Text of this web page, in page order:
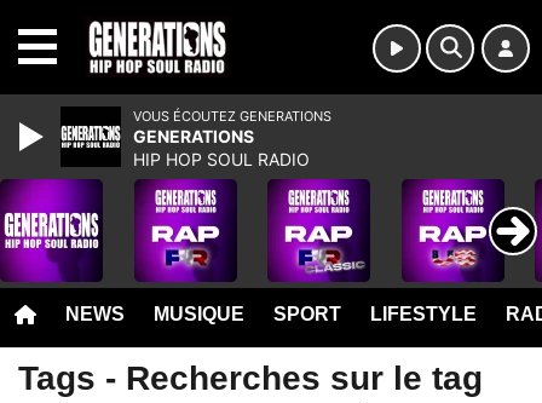
NEWS MUSIQUE SPORT LIFESTYLE
Tags - Recherches sur le tag
VOUS ÉCOUTEZ GENERATIONS
GENERATIONS
HIP HOP SOUL RADIO